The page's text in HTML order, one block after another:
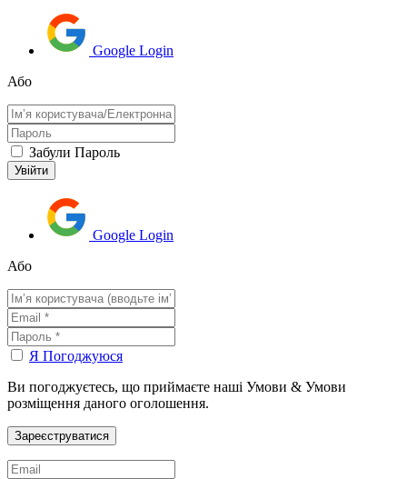
Google Login
Або
Забули Пароль
Google Login
Або
Я Погоджуюся
Ви погоджуєтесь, що приймаєте наші Умови & Умови
розміщення даного оголошення.